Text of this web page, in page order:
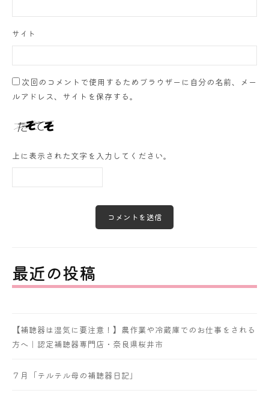
サイト
次回のコメントで使用するためブラウザーに自分の名前、メー
ルアドレス、サイトを保存する。
上に表示された文字を入力してください。
最近の投稿
【補聴器は湿気に要注意！】農作業や冷蔵庫でのお仕事をされる
方へ｜認定補聴器専門店・奈良県桜井市
７月「テルテル母の補聴器日記」